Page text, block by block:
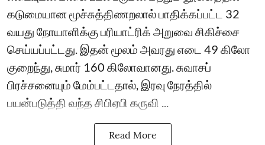
கடுமையான மூச்சுத்திணறலால் பாதிக்கப்பட்ட 32
வயது நோயாளிக்கு பரியாட்ரிக் அறுவை சிகிச்சை
செய்யப்பட்டது. இதன் மூலம் அவரது எடை 49 கிலோ
குறைந்து, சுமார் 160 கிலோவானது. சுவாசப்
பிரச்சனையும் மேம்பட்டதால், இரவு நேரத்தில்
பயன்படுத்தி வந்த சிபிஏபி கருவி ...
Read More